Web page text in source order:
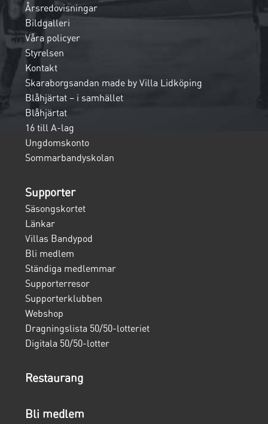
Årsredovisningar
Bildgalleri
Våra policyer
Styrelsen
Kontakt
Skaraborgsandan made by Villa Lidköping
Blåhjärtat – i samhället
Blåhjärtat
16 till A-lag
Ungdomskonto
Sommarbandyskolan
Supporter
Säsongskortet
Länkar
Villas Bandypod
Bli medlem
Ständiga medlemmar
Supporterresor
Supporterklubben
Webshop
Dragningslista 50/50-lotteriet
Digitala 50/50-lotter
Restaurang
Bli medlem